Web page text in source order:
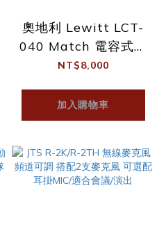
奧地利 Lewitt LCT-
040 Match 電容式麥
克風 小震膜
NT$8,000
加入購物車